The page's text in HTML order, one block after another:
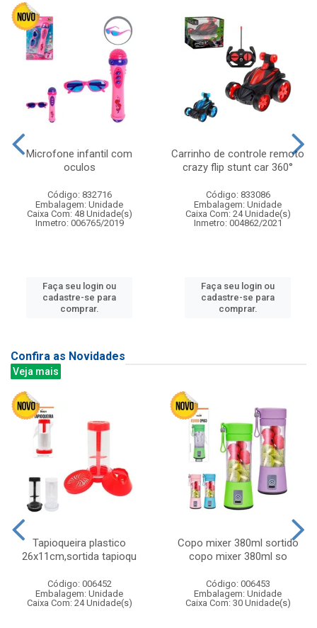
Microfone infantil com
oculos
Código: 832716
Embalagem: Unidade
Caixa Com: 48 Unidade(s)
Inmetro: 006765/2019
Faça seu login ou
cadastre-se para
comprar.
Carrinho de controle remoto
crazy flip stunt car 360°
Código: 833086
Embalagem: Unidade
Caixa Com: 24 Unidade(s)
Inmetro: 004862/2021
Faça seu login ou
cadastre-se para
comprar.
Confira as Novidades
Veja mais
Tapioqueira plastico
26x11cm,sortida tapioqu
Código: 006452
Embalagem: Unidade
Caixa Com: 24 Unidade(s)
Copo mixer 380ml sortido
copo mixer 380ml so
Código: 006453
Embalagem: Unidade
Caixa Com: 30 Unidade(s)